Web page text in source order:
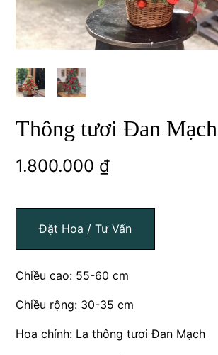
Thông tươi Đan Mạch
1.800.000 ₫
Đặt Hoa / Tư Vấn
Chiều cao: 55-60 cm
Chiều rộng: 30-35 cm
Hoa chính: La thông tươi Đan Mạch